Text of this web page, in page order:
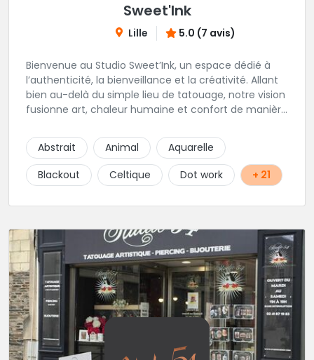
Sweet'Ink
Lille 5.0 (7 avis)
Bienvenue au Studio Sweet’Ink, un espace dédié à
l’authenticité, la bienveillance et la créativité. Allant
bien au-delà du simple lieu de tatouage, notre vision
fusionne art, chaleur humaine et confort de manière
est l’endroit idéal si vous souhaitez être
accompagnés, guidé et vivre une expérience le tout
dans un lieu confortable et chaleureux.
Abstrait Animal
Aquarelle
Blackout
Celtique Dot work + 21